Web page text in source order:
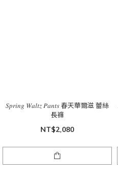
𝑆𝑝𝑟𝑖𝑛𝑔 𝑊𝑎𝑙𝑡𝑧 𝑃𝑎𝑛𝑡𝑠 春天華爾滋 蕾絲
長褲
NT$2,080